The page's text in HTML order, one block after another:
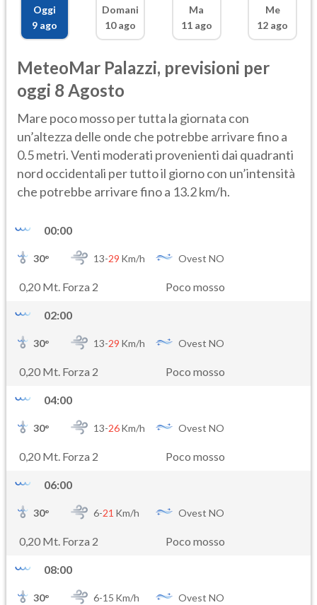
Oggi
9 ago
Domani
10 ago
Ma
11 ago
Me
12 ago
MeteoMar Palazzi, previsioni per
oggi 8 Agosto
Mare poco mosso per tutta la giornata con
un’altezza delle onde che potrebbe arrivare fino a
0.5 metri. Venti moderati provenienti dai quadranti
nord occidentali per tutto il giorno con un’intensità
che potrebbe arrivare fino a 13.2 km/h.
00:00
30° 13-29 Km/h Ovest NO
0,20 Mt. Forza 2 Poco mosso
02:00
30° 13-29 Km/h Ovest NO
0,20 Mt. Forza 2 Poco mosso
04:00
30° 13-26Km/h Ovest NO
0,20 Mt. Forza 2 Poco mosso
06:00
30° 6-21 Km/h Ovest NO
0,20 Mt. Forza 2 Poco mosso
08:00
30° 6-15 Km/h Ovest NO